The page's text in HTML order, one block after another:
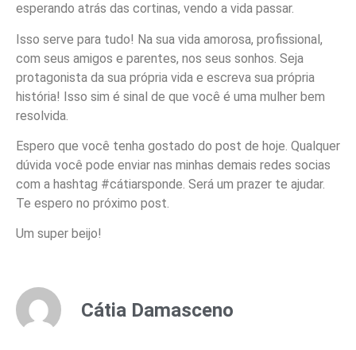
esperando atrás das cortinas, vendo a vida passar.
Isso serve para tudo! Na sua vida amorosa, profissional,
com seus amigos e parentes, nos seus sonhos. Seja
protagonista da sua própria vida e escreva sua própria
história! Isso sim é sinal de que você é uma mulher bem
resolvida.
Espero que você tenha gostado do post de hoje. Qualquer
dúvida você pode enviar nas minhas demais redes socias
com a hashtag #cátiarsponde. Será um prazer te ajudar.
Te espero no próximo post.
Um super beijo!
Cátia Damasceno